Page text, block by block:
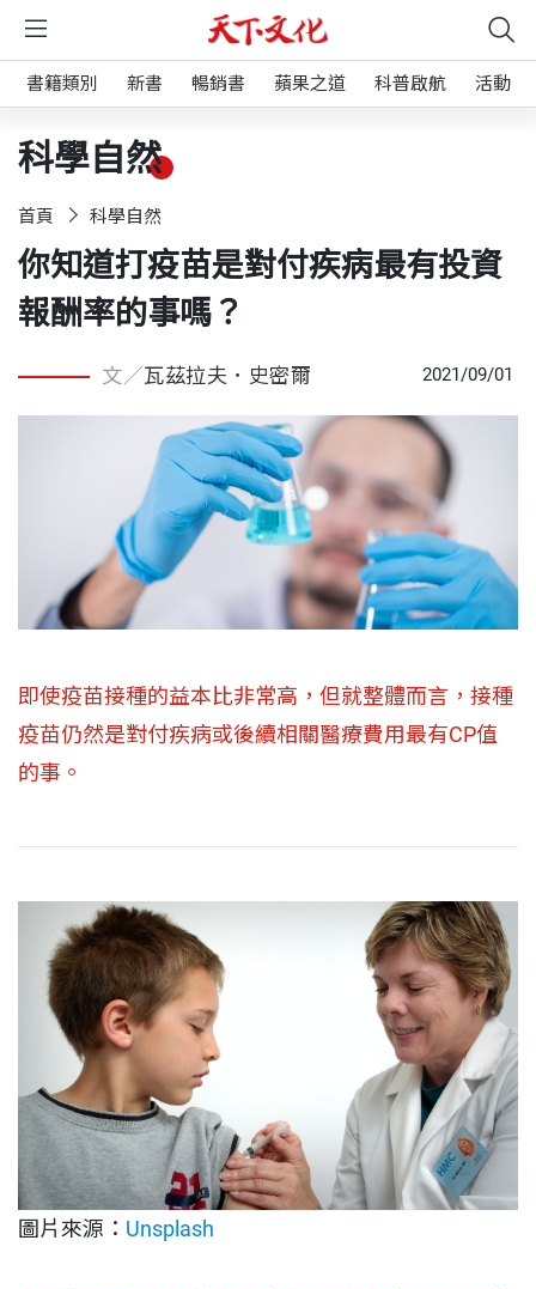
書籍類別 新書 暢銷書 蘋果之道 科普啟航 活動
科學自然
首頁 科學自然
你知道打疫苗是對付疾病最有投資
報酬率的事嗎？
文／瓦茲拉夫．史密爾 2021/09/01
即使疫苗接種的益本比非常高，但就整體而言，接種
疫苗仍然是對付疾病或後續相關醫療費用最有CP值
的事。
圖片來源： Unsplash